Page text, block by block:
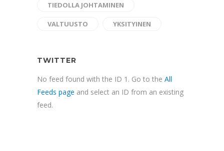
TIEDOLLA JOHTAMINEN
VALTUUSTO YKSITYINEN
TWITTER
No feed found with the ID 1. Go to the All
Feeds page and select an ID from an existing
feed.